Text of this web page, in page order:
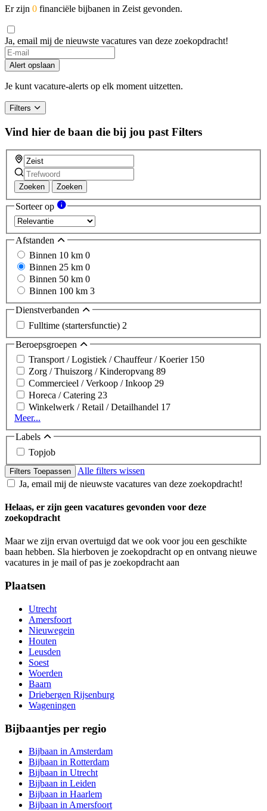
Er zijn 0 financiële bijbanen in Zeist gevonden.
Ja, email mij de nieuwste vacatures van deze zoekopdracht!
Alert opslaan
Je kunt vacature-alerts op elk moment uitzetten.
Filters
Vind hier de baan die bij jou past Filters
Zoeken Zoeken
Sorteer op
Afstanden
Binnen 10 km 0
Binnen 25 km 0
Binnen 50 km 0
Binnen 100 km 3
Dienstverbanden
Fulltime (startersfunctie) 2
Beroepsgroepen
Transport / Logistiek / Chauffeur / Koerier 150
Zorg / Thuiszorg / Kinderopvang 89
Commercieel / Verkoop / Inkoop 29
Horeca / Catering 23
Winkelwerk / Retail / Detailhandel 17
Meer...
Labels
Topjob
Filters Toepassen
Alle filters wissen
Ja, email mij de nieuwste vacatures van deze zoekopdracht!
Helaas, er zijn geen vacatures gevonden voor deze
zoekopdracht
Maar we zijn ervan overtuigd dat we ook voor jou een geschikte
baan hebben. Sla hierboven je zoekopdracht op en ontvang nieuwe
vacatures in je mail of pas je zoekopdracht aan
Plaatsen
Utrecht
Amersfoort
Nieuwegein
Houten
Leusden
Soest
Woerden
Baarn
Driebergen Rijsenburg
Wageningen
Bijbaantjes per regio
Bijbaan in Amsterdam
Bijbaan in Rotterdam
Bijbaan in Utrecht
Bijbaan in Leiden
Bijbaan in Haarlem
Bijbaan in Amersfoort